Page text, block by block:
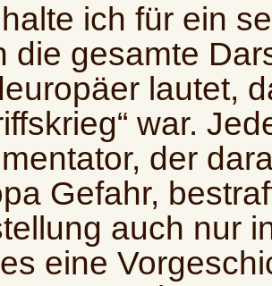
ich für ein
die gesamte
lautet,
war.
der
Gefahr,
auch nur
eine